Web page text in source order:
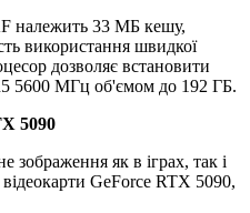
належить 33 МБ кешу,
використання швидкої
дозволяє встановити
5600 МГц об'ємом до 192 ГБ.
5090
зображення як в іграх, так і
GeForce RTX 5090,